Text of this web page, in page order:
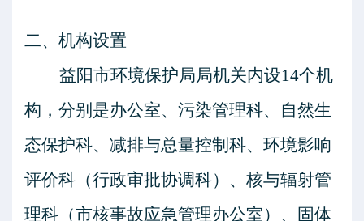
二、机构设置
益阳市环境保护局局机关内设14个机
构，分别是办公室、污染管理科、自然生
态保护科、减排与总量控制科、环境影响
评价科（行政审批协调科）、核与辐射管
理科（市核事故应急管理办公室）、固体